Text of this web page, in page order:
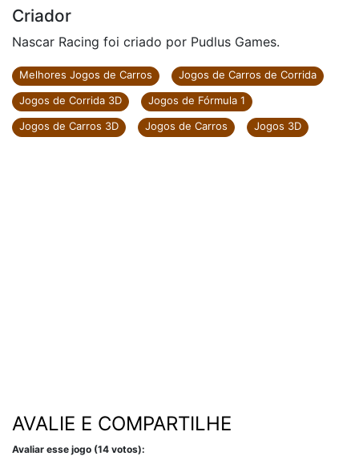
Criador
Nascar Racing foi criado por Pudlus Games.
Melhores Jogos de Carros
Jogos de Carros de Corrida
Jogos de Corrida 3D
Jogos de Fórmula 1
Jogos de Carros 3D
Jogos de Carros Jogos 3D
AVALIE E COMPARTILHE
Avaliar esse jogo (14 votos):